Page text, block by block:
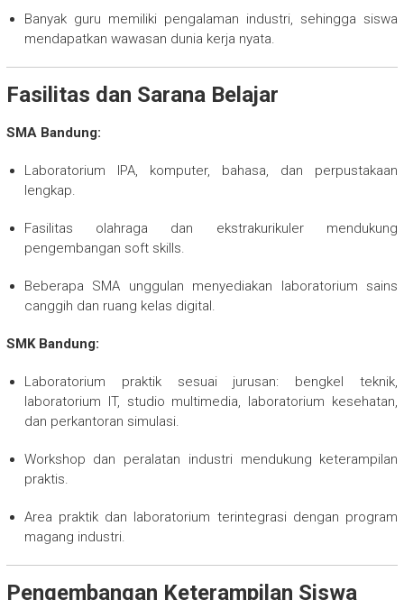
Banyak guru memiliki pengalaman industri, sehingga siswa
mendapatkan wawasan dunia kerja nyata.
Fasilitas dan Sarana Belajar
SMA Bandung:
Laboratorium IPA, komputer, bahasa, dan perpustakaan
lengkap.
Fasilitas olahraga dan ekstrakurikuler mendukung
pengembangan soft skills.
Beberapa SMA unggulan menyediakan laboratorium sains
canggih dan ruang kelas digital.
SMK Bandung:
Laboratorium praktik sesuai jurusan: bengkel teknik,
laboratorium IT, studio multimedia, laboratorium kesehatan,
dan perkantoran simulasi.
Workshop dan peralatan industri mendukung keterampilan
praktis.
Area praktik dan laboratorium terintegrasi dengan program
magang industri.
Pengembangan Keterampilan Siswa